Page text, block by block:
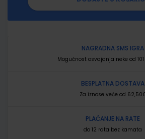
NAGRADNA SMS IGRA
Mogućnost osvajanja neke od
BESPLATNA DOSTAVA
Za iznose veće od
PLAĆANJE NA RATE
do 12 rata bez kamata